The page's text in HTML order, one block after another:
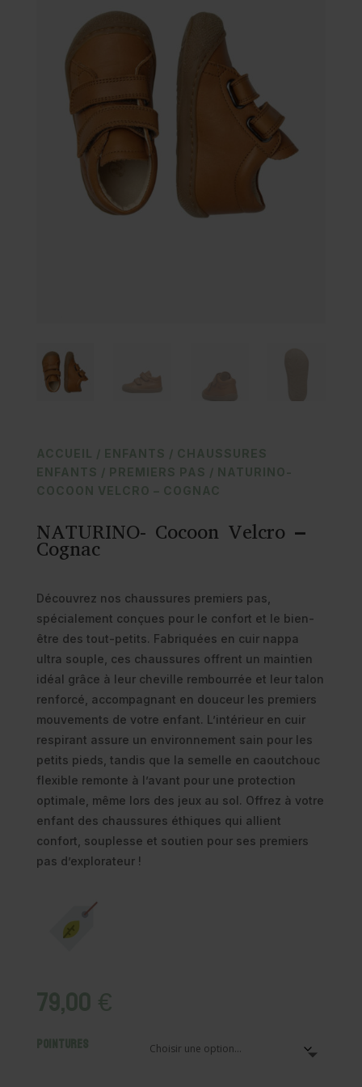
ACCUEIL / ENFANTS / CHAUSSURES
ENFANTS / PREMIERS PAS / NATURINO-
COCOON VELCRO – COGNAC
NATURINO- Cocoon Velcro –
Cognac
Découvrez nos chaussures premiers pas,
spécialement conçues pour le confort et le bien-
être des tout-petits. Fabriquées en cuir nappa
ultra souple, ces chaussures offrent un maintien
idéal grâce à leur cheville rembourrée et leur talon
renforcé, accompagnant en douceur les premiers
mouvements de votre enfant. L’intérieur en cuir
respirant assure un environnement sain pour les
petits pieds, tandis que la semelle en caoutchouc
flexible remonte à l’avant pour une protection
optimale, même lors des jeux au sol. Offrez à votre
enfant des chaussures éthiques qui allient
confort, souplesse et soutien pour ses premiers
pas d’explorateur !
79,00€
Pointures